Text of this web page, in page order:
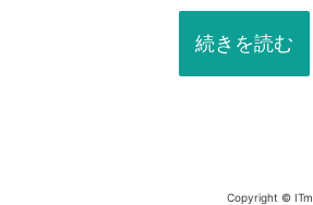
続きを読む
Copyright ©